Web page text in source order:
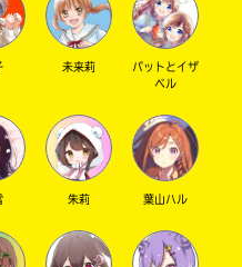
未来莉
パットとイザ
ベル
朱莉 葉山ハル